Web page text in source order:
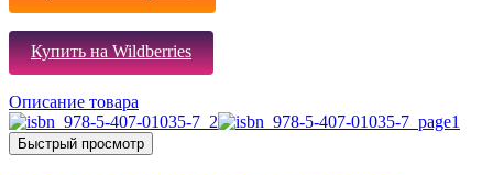
Купить на Wildberries
Описание товара
Быстрый просмотр